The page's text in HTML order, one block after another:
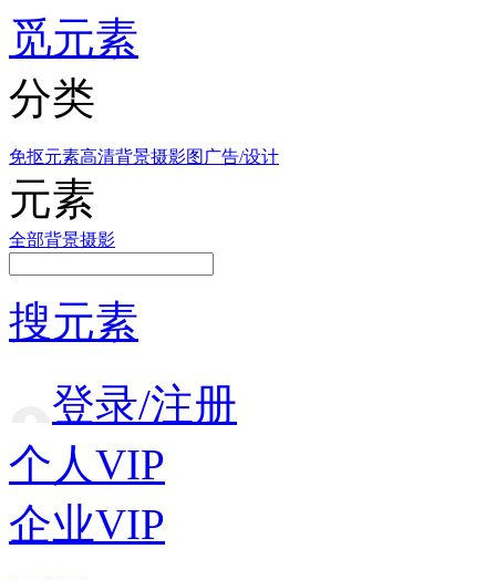
觅元素
分类
免抠元素高清背景摄影图 广告/设计
元素
全部背景摄影
搜元素
登录/注册
个人VIP
企业VIP